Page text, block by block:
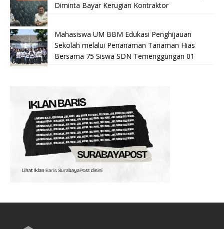
Diminta Bayar Kerugian Kontraktor
Mahasiswa UM BBM Edukasi Penghijauan
Sekolah melalui Penanaman Tanaman Hias
Bersama 75 Siswa SDN Temenggungan 01